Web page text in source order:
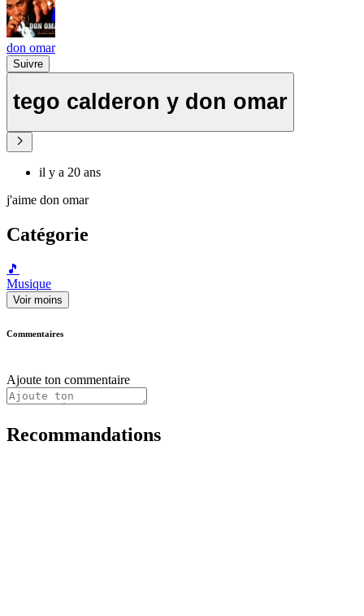
don omar
Suivre
tego calderon y don omar
il y a 20 ans
j'aime don omar
Catégorie
🎵
Musique
Voir moins
Commentaires
Ajoute ton commentaire
Recommandations